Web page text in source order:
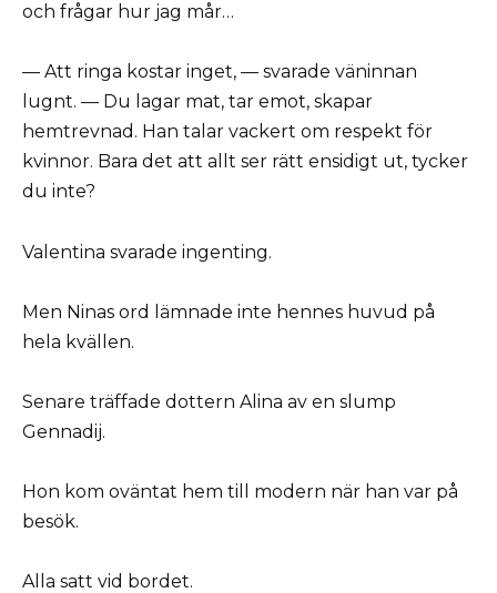
och frågar hur jag mår…
— Att ringa kostar inget, — svarade väninnan
lugnt. — Du lagar mat, tar emot, skapar
hemtrevnad. Han talar vackert om respekt för
kvinnor. Bara det att allt ser rätt ensidigt ut, tycker
du inte?
Valentina svarade ingenting.
Men Ninas ord lämnade inte hennes huvud på
hela kvällen.
Senare träffade dottern Alina av en slump
Gennadij.
Hon kom oväntat hem till modern när han var på
besök.
Alla satt vid bordet.